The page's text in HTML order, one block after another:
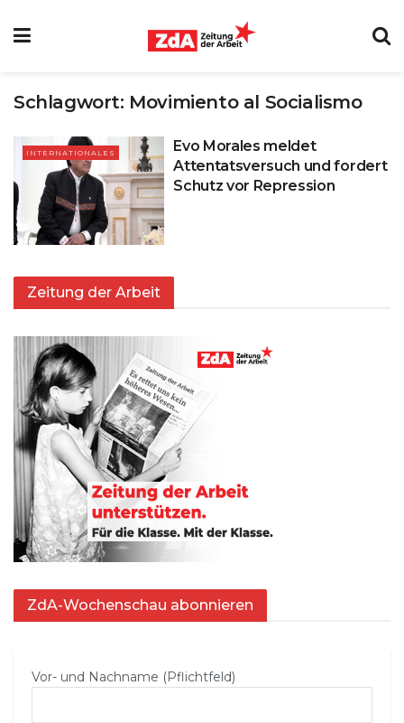
Schlagwort: Movimiento al Socialismo
INTERNATIONALES
Evo Morales meldet
Attentatsversuch und fordert
Schutz vor Repression
Zeitung der Arbeit
ZdA-Wochenschau abonnieren
Vor- und Nachname (Pflichtfeld)